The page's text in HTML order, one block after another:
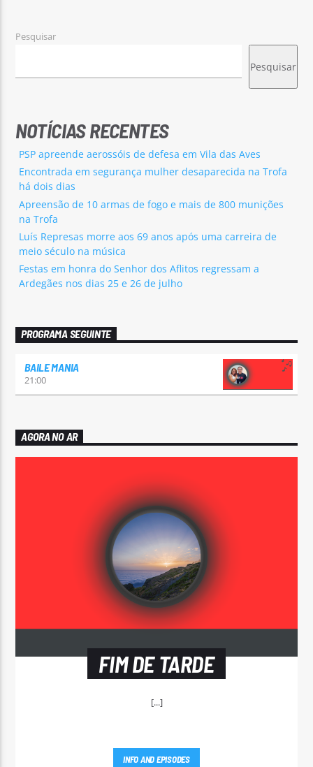
Pesquisar
Pesquisar
NOTÍCIAS RECENTES
PSP apreende aerossóis de defesa em Vila das Aves
Encontrada em segurança mulher desaparecida na Trofa
há dois dias
Apreensão de 10 armas de fogo e mais de 800 munições
na Trofa
Luís Represas morre aos 69 anos após uma carreira de
meio século na música
Festas em honra do Senhor dos Aflitos regressam a
Ardegães nos dias 25 e 26 de julho
PROGRAMA SEGUINTE
BAILE MANIA
21:00
AGORA NO AR
FIM DE TARDE
[...]
INFO AND EPISODES